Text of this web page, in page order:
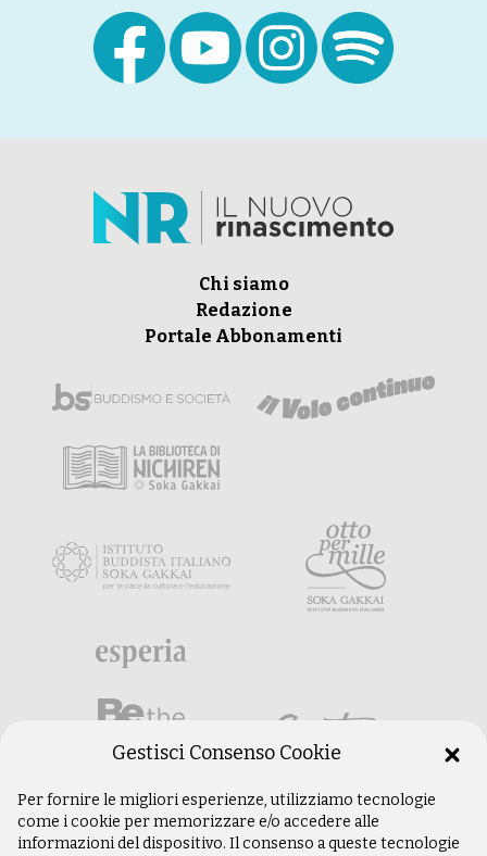
Chi siamo
Redazione
Portale Abbonamenti
Gestisci Consenso Cookie
Per fornire le migliori esperienze, utilizziamo tecnologie
come i cookie per memorizzare e/o accedere alle
informazioni del dispositivo. Il consenso a queste tecnologie